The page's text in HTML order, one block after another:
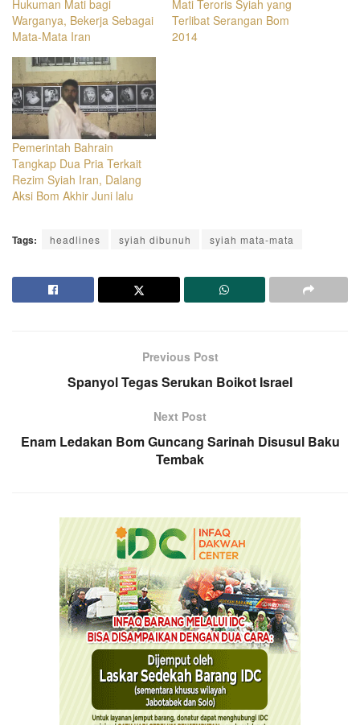
Hukuman Mati bagi
Warganya, Bekerja Sebagai
Mata-Mata Iran
Mati Teroris Syiah yang
Terlibat Serangan Bom
2014
Pemerintah Bahrain
Tangkap Dua Pria Terkait
Rezim Syiah Iran, Dalang
Aksi Bom Akhir Juni lalu
Tags: headlines syiah dibunuh syiah mata-mata
Previous Post
Spanyol Tegas Serukan Boikot Israel
Next Post
Enam Ledakan Bom Guncang Sarinah Disusul Baku
Tembak